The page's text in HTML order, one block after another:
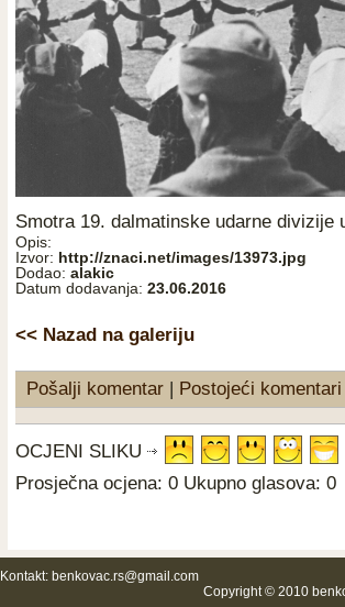
Smotra 19. dalmatinske udarne divizije
Opis:
Izvor: http://znaci.net/images/13973.jpg
Dodao: alakic
Datum dodavanja: 23.06.2016
<< Nazad na galeriju
Pošalji komentar Postojeći komentari
OCJENI SLIKU
Prosječna ocjena: 0 Ukupno glasova: 0
Kontakt: benkovac.rs@gmail.com
Copyright © 2010